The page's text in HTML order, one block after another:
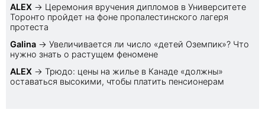
ALEX → Церемония вручения дипломов в Университете
Торонто пройдет на фоне пропалестинского лагеря
протеста
Galina → Увеличивается ли число «детей Оземпик»? Что
нужно знать о растущем феномене
ALEX → Трюдо: цены на жилье в Канаде «должны»
оставаться высокими, чтобы платить пенсионерам